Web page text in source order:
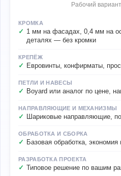
Рабочий
КРОМКА
1 мм на фасадах, 0,4 мм на
деталях — без кромки
КРЕПЁЖ
Евровинты, конфирматы,
ПЕТЛИ И НАВЕСЫ
Boyard или аналог по цене,
НАПРАВЛЯЮЩИЕ И МЕХАНИЗМЫ
Шариковые направляющие,
ОБРАБОТКА И СБОРКА
Базовая обработка,
РАЗРАБОТКА ПРОЕКТА
Типовое решение по вашим